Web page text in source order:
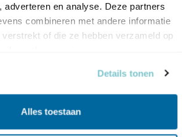
adverteren en analyse. Deze partners
combineren met andere informatie
verstrekt of die ze hebben verzameld op
Details tonen
Alles toestaan
van Vogelbescherming.